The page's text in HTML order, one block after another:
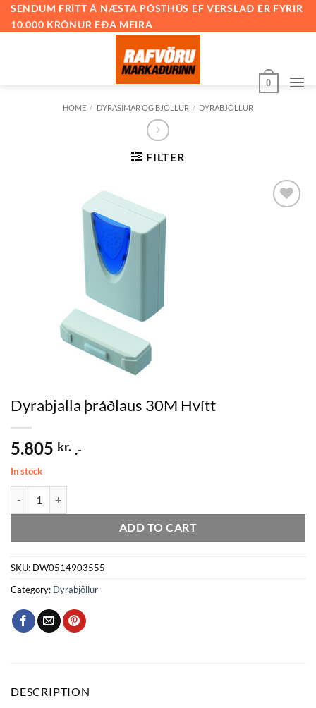
SkipSENDUM FRÍTT Á NÆSTA PÓSTHÚS EF VERSLAÐ ER FYRIR
10.000 KRÓNUR EÐA MEIRA
0
HOME / DYRASÍMAR OG BJÖLLUR / DYRABJÖLLUR
FILTER
Dyrabjalla þráðlaus 30M Hvítt
5.805 kr. .-
In stock
ADD TO CART
SKU: DW0514903555
Category: Dyrabjöllur
DESCRIPTION